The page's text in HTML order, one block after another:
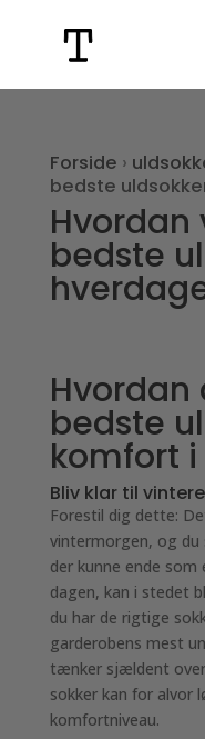
Forside ›
bedste
bedste
bedste
komfort
Bliv klar til
Forestil dig dette:
vintermorgen, og du
der kunne ende
dagen, kan i stedet
du har de rigtige
garderobens mest
tænker sjældent
sokker kan for alvor
komfortniveau.